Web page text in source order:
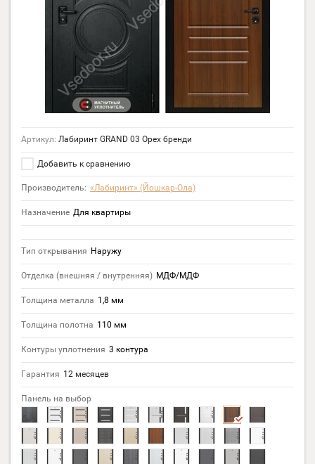
Артикул: Лабиринт GRAND 03 Орех бренди
Добавить к сравнению
Производитель: «Лабиринт» (Йошкар-Ола)
Назначение Для квартиры
Тип открывания Наружу
Отделка (внешняя / внутренняя) МДФ/МДФ
Толщина металла 1,8 мм
Толщина полотна 110 мм
Контуры уплотнения 3 контура
Гарантия 12 месяцев
Панель на выбор